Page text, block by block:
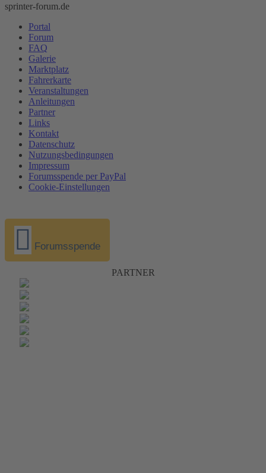
sprinter-forum.de
Portal
Forum
FAQ
Galerie
Marktplatz
Fahrerkarte
Veranstaltungen
Anleitungen
Partner
Links
Kontakt
Datenschutz
Nutzungsbedingungen
Impressum
Forumsspende per PayPal
Cookie-Einstellungen
Forumsspende
PARTNER